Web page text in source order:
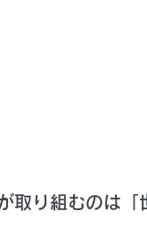
取り組むのは